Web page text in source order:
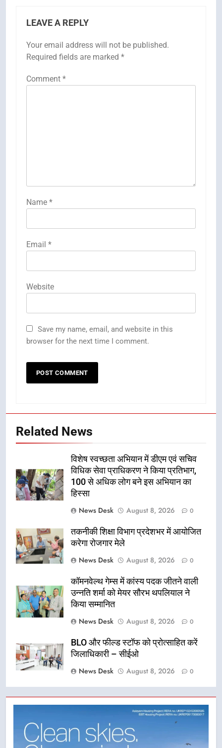
LEAVE A REPLY
Your email address will not be published.
Required fields are marked *
Comment *
Name *
Email *
Website
Save my name, email, and website in this
browser for the next time I comment.
Related News
विशेष स्वच्छता अभियान में डीएम एवं सचिव
विधिक सेवा प्राधिकरण ने किया प्रतिभाग,
100 से अधिक लोग बने इस अभियान का
हिस्सा
News Desk
August 8, 2026 0
तकनीकी शिक्षा विभाग प्रदेशभर में आयोजित
करेगा रोजगार मेले
News Desk
August 8, 2026 0
कॉमनवेल्थ गेम्स में कांस्य पदक जीतने वाली
उन्नति शर्मा को मेयर सौरभ थपलियाल ने
किया सम्मानित
News Desk
August 8, 2026 0
BLO और फील्ड स्टॉफ को प्रोत्साहित करें
जिलाधिकारी – सीईओ
News Desk
August 8, 2026 0